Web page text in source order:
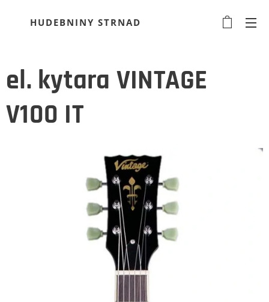
HUDEBNINY STRNAD
el. kytara VINTAGE
V100 IT